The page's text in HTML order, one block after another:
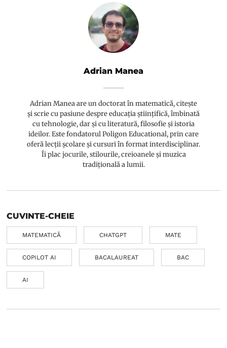
Adrian Manea
Adrian Manea are un doctorat în matematică, citește
și scrie cu pasiune despre educația științifică, îmbinată
cu tehnologie, dar și cu literatură, filosofie și istoria
ideilor. Este fondatorul Poligon Educational, prin care
oferă lecții școlare și cursuri în format interdisciplinar.
Îi plac jocurile, stilourile, creioanele și muzica
tradițională a lumii.
CUVINTE-CHEIE
MATEMATICĂ CHATGPT MATE
COPILOT AI BACALAUREAT BAC
AI